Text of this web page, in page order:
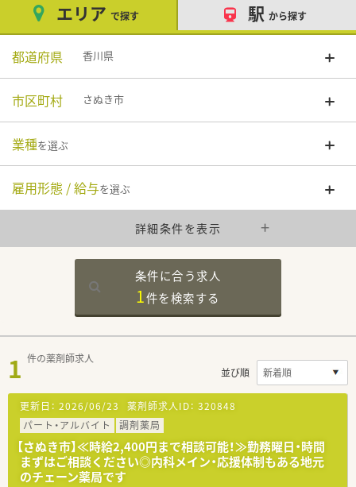
エリア で探す 駅 から探す
都道府県 香川県
市区町村 さぬき市
業種を選ぶ
雇用形態 / 給与を選ぶ
詳細条件を表示
条件に合う求人
1件を検索する
1 件の薬剤師求人
並び順
更新日： 2026/06/23 薬剤師求人ID： 320848
パート・アルバイト
調剤薬局
【さぬき市】≪時給2,400円まで相談可能！≫勤務曜日・時間
まずはご相談ください◎内科メイン・応援体制もある地元
のチェーン薬局です